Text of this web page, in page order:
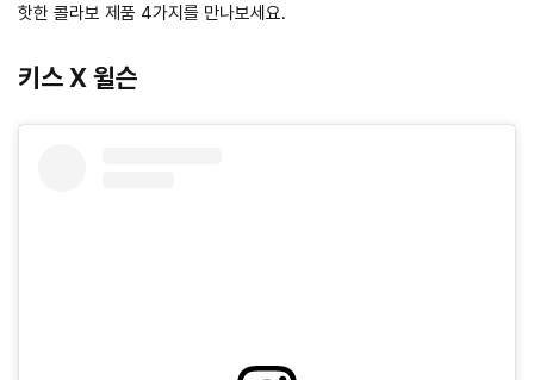
핫한 콜라보 제품 4가지를 만나보세요.
키스 X 윌슨